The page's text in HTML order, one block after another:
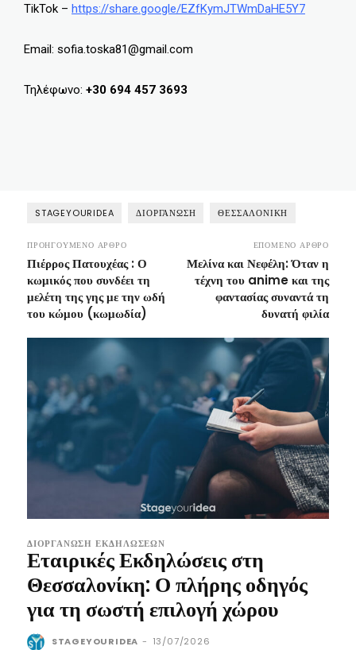
TikTok – https://share.google/EZfKymJTWmDaHE5Y7
Email: sofia.toska81@gmail.com
Τηλέφωνο: +30 694 457 3693
STAGEYOURIDEA ΔΙΟΡΓΆΝΩΣΗ ΘΕΣΣΑΛΟΝΙΚΗ
ΠΡΟΗΓΟΎΜΕΝΟ ΆΡΘΡΟ
Πιέρρος Πατουχέας : Ο
κωμικός που συνδέει τη
μελέτη της γης με την ωδή
του κώμου (κωμωδία)
ΕΠΌΜΕΝΟ ΆΡΘΡΟ
Μελίνα και Νεφέλη: Όταν η
τέχνη του anime και της
φαντασίας συναντά τη
δυνατή φιλία
ΔΙΟΡΓΆΝΩΣΗ ΕΚΔΗΛΏΣΕΩΝ
Εταιρικές Εκδηλώσεις στη
Θεσσαλονίκη: Ο πλήρης οδηγός
για τη σωστή επιλογή χώρου
STAGEYOURIDEA - 13/07/2026